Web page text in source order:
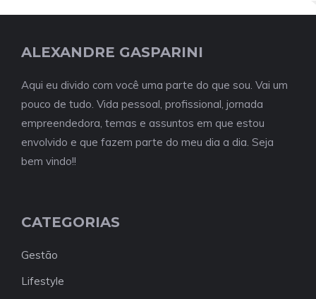
ALEXANDRE GASPARINI
Aqui eu divido com você uma parte do que sou. Vai um
pouco de tudo. Vida pessoal, profissional, jornada
empreendedora, temas e assuntos em que estou
envolvido e que fazem parte do meu dia a dia. Seja
bem vindo!!
CATEGORIAS
Gestão
Lifestyle